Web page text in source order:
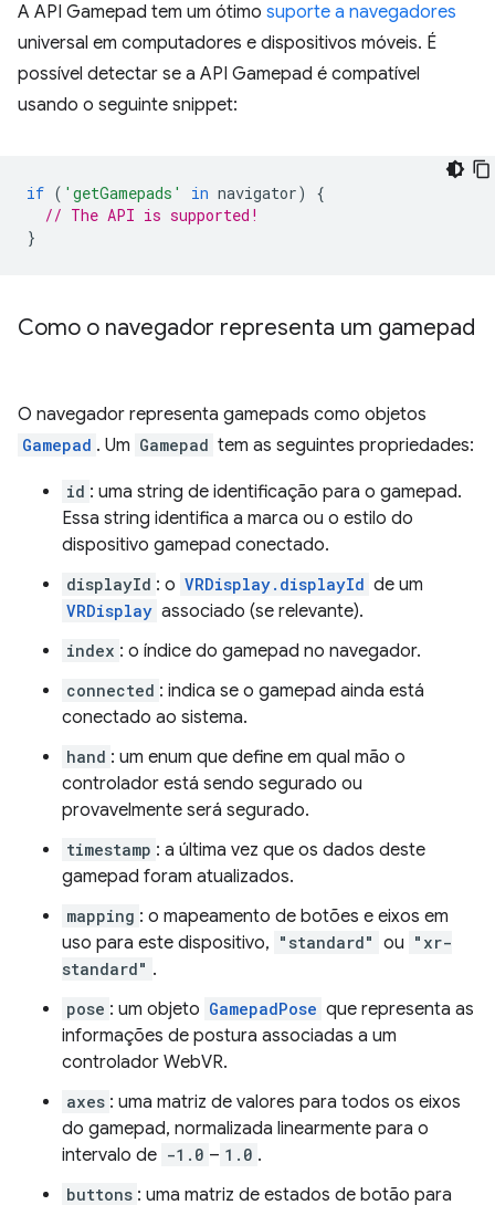
A API Gamepad tem um ótimo suporte a navegadores
universal em computadores e dispositivos móveis. É
possível detectar se a API Gamepad é compatível
usando o seguinte snippet:
if ( 'getGamepads' in navigator)
{
// The API is supported!
}
Como o navegador representa um gamepad
O navegador representa gamepads como objetos
Gamepad . Um Gamepad tem as seguintes propriedades:
id : uma string de identificação para o gamepad.
Essa string identifica a marca ou o estilo do
dispositivo gamepad conectado.
displayId : o VRDisplay.displayId de um
VRDisplay associado (se relevante).
index : o índice do gamepad no navegador.
connected : indica se o gamepad ainda está
conectado ao sistema.
hand : um enum que define em qual mão o
controlador está sendo segurado ou
provavelmente será segurado.
timestamp : a última vez que os dados deste
gamepad foram atualizados.
mapping : o mapeamento de botões e eixos em
uso para este dispositivo, "standard" ou "xr-
standard" .
pose : um objeto GamepadPose que representa as
informações de postura associadas a um
controlador WebVR.
axes : uma matriz de valores para todos os eixos
do gamepad, normalizada linearmente para o
intervalo de -1.0 – 1.0 .
buttons : uma matriz de estados de botão para